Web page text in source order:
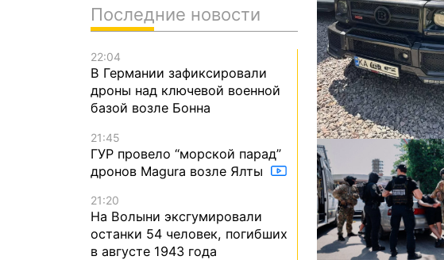
Последние новости
22:04
В Германии зафиксировали
дроны над ключевой военной
базой возле Бонна
21:45
ГУР провело “морской парад”
дронов Magura возле Ялты
21:20
На Волыни эксгумировали
останки 54 человек, погибших
в августе 1943 года